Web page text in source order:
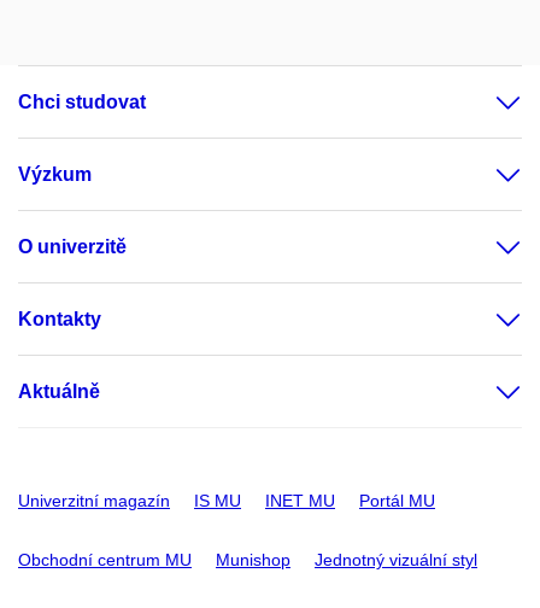
Chci studovat
Výzkum
O univerzitě
Kontakty
Aktuálně
Univerzitní magazín IS MU INET MU Portál MU
Obchodní centrum MU Munishop Jednotný vizuální styl